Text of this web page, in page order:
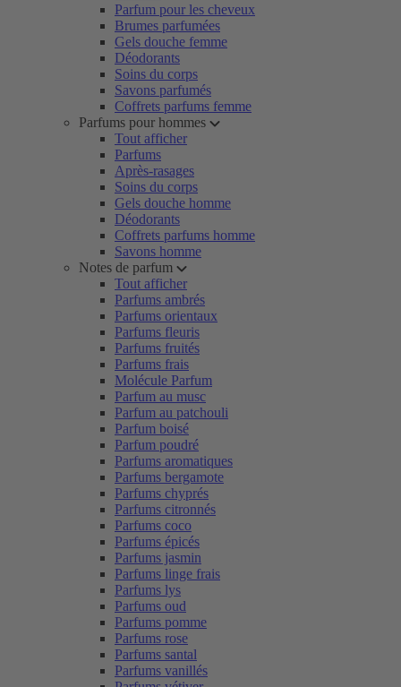
Parfum pour les cheveux
Brumes parfumées
Gels douche femme
Déodorants
Soins du corps
Savons parfumés
Coffrets parfums femme
Parfums pour hommes
Tout afficher
Parfums
Après-rasages
Soins du corps
Gels douche homme
Déodorants
Coffrets parfums homme
Savons homme
Notes de parfum
Tout afficher
Parfums ambrés
Parfums orientaux
Parfums fleuris
Parfums fruités
Parfums frais
Molécule Parfum
Parfum au musc
Parfum au patchouli
Parfum boisé
Parfum poudré
Parfums aromatiques
Parfums bergamote
Parfums chyprés
Parfums citronnés
Parfums coco
Parfums épicés
Parfums jasmin
Parfums linge frais
Parfums lys
Parfums oud
Parfums pomme
Parfums rose
Parfums santal
Parfums vanillés